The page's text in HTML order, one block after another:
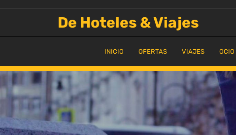
De Hoteles & Viajes
INICIO OFERTAS VIAJES OCIO